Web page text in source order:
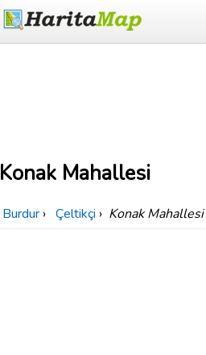
Konak Mahallesi
Burdur › Çeltikçi › Konak